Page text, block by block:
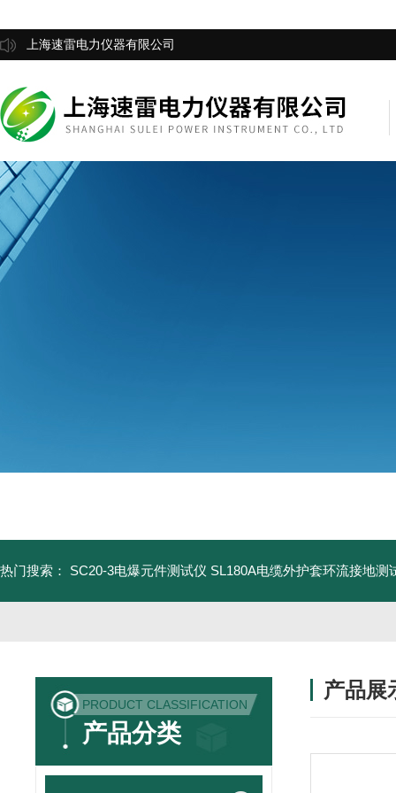
上海速雷电力仪器有限公司
热门搜索： SC20-3电爆元件测试仪 SL180A电缆外护套环流接地测
PRODUCT CLASSIFICATION
产品分类
产品展